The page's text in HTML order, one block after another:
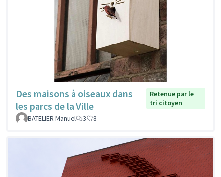
Des maisons à oiseaux dans
les parcs de la Ville
Retenue par le
tri citoyen
BATELIER Manuel
3 8